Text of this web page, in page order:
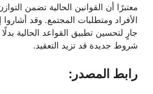
معتبرًا أن القوانين الحالية تضمن
الأفراد ومتطلبات المجتمع. وقد
جارٍ لتحسين تطبيق القواعد الحالية
شروط جديدة قد تزيد التعقيد.
رابط المصدر: